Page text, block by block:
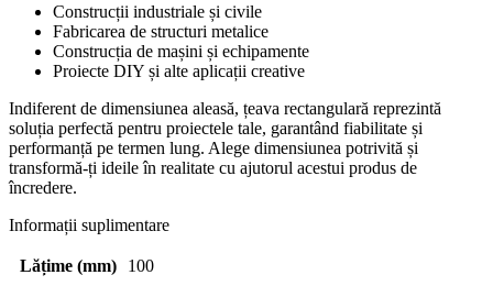
Construcții industriale și civile
Fabricarea de structuri metalice
Construcția de mașini și echipamente
Proiecte DIY și alte aplicații creative
Indiferent de dimensiunea aleasă, țeava rectangulară reprezintă
soluția perfectă pentru proiectele tale, garantând fiabilitate și
performanță pe termen lung. Alege dimensiunea potrivită și
transformă-ți ideile în realitate cu ajutorul acestui produs de
încredere.
Informații suplimentare
Lățime (mm) 100